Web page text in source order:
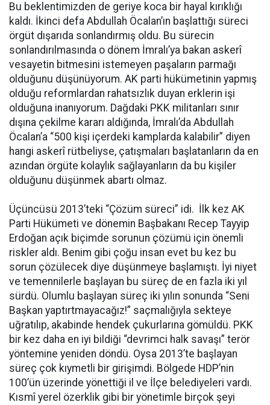
Bu beklentimizden de geriye koca bir hayal kırıklığı
kaldı. İkinci defa Abdullah Öcalan’ın başlattığı süreci
örgüt dışarıda sonlandırmış oldu. Bu sürecin
sonlandırılmasında o dönem İmralı’ya bakan askerî
vesayetin bitmesini istemeyen paşaların parmağı
olduğunu düşünüyorum. AK parti hükümetinin yapmış
olduğu reformlardan rahatsızlık duyan erklerin işi
olduğuna inanıyorum. Dağdaki PKK militanları sınır
dışına çekilme kararı aldığında, İmralı’da Abdullah
Öcalan’a “500 kişi içerdeki kamplarda kalabilir” diyen
hangi askerî rütbeliyse, çatışmaları başlatanların da en
azından örgüte kolaylık sağlayanların da bu kişiler
olduğunu düşünmek abartı olmaz.
Üçüncüsü 2013’teki “Çözüm süreci” idi. İlk kez AK
Parti Hükümeti ve dönemin Başbakanı Recep Tayyip
Erdoğan açık biçimde sorunun çözümü için önemli
riskler aldı. Benim gibi çoğu insan evet bu kez bu
sorun çözülecek diye düşünmeye başlamıştı. İyi niyet
ve temennilerle başlayan bu süreç de en fazla iki yıl
sürdü. Olumlu başlayan süreç iki yılın sonunda “Seni
Başkan yaptırtmayacağız!” saçmalığıyla sekteye
uğratılıp, akabinde hendek çukurlarına gömüldü. PKK
bir kez daha en iyi bildiği “devrimci halk savaşı” terör
yöntemine yeniden döndü. Oysa 2013’te başlayan
süreç çok kıymetli bir girişimdi. Bölgede HDP’nin
100’ün üzerinde yönettiği il ve İlçe belediyeleri vardı.
Kısmî yerel özerklik gibi bir yönetimle birçok şeyi